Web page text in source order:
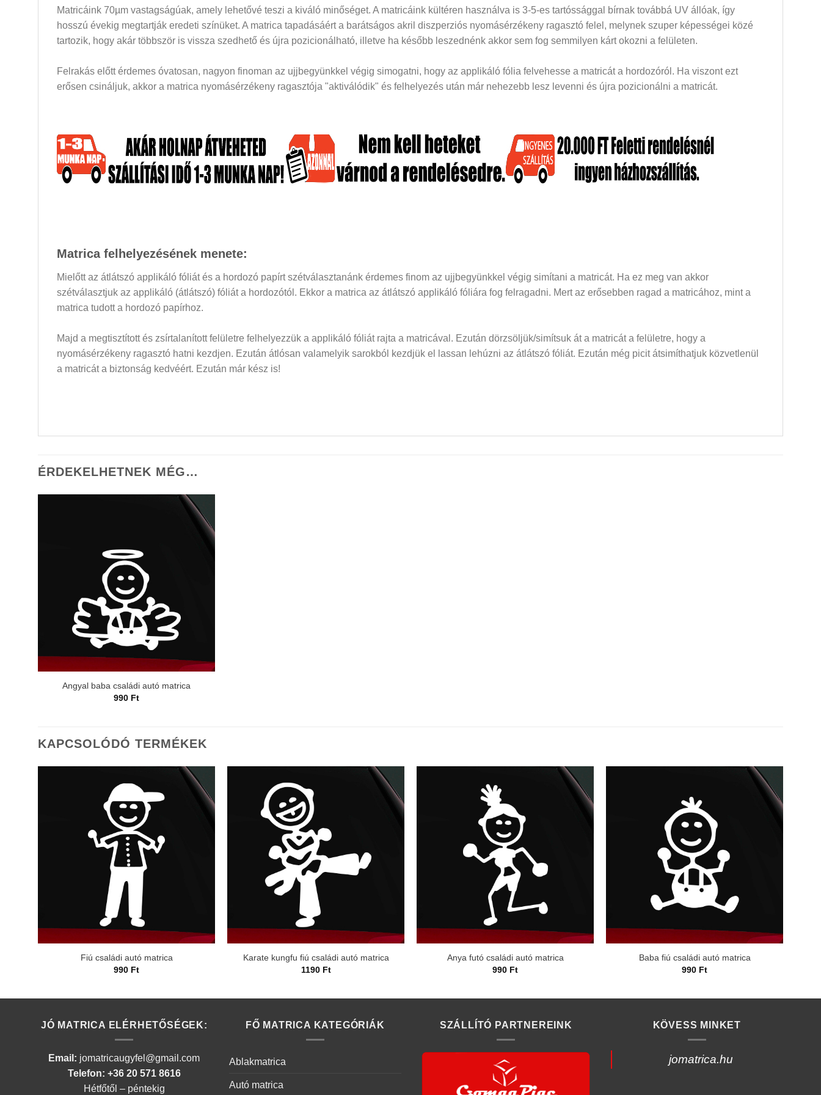
Matricáink 70µm vastagságúak, amely lehetővé teszi a kiváló minőséget. A matricáink kültéren használva is 3-5-es tartóssággal bírnak továbbá UV állóak, így
hosszú évekig megtartják eredeti színüket. A matrica tapadásáért a barátságos akril diszperziós nyomásérzékeny ragasztó felel, melynek szuper képességei közé
tartozik, hogy akár többször is vissza szedhető és újra pozicionálható, illetve ha később leszednénk akkor sem fog semmilyen kárt okozni a felületen.
Felrakás előtt érdemes óvatosan, nagyon finoman az ujjbegyünkkel végig simogatni, hogy az applikáló fólia felvehesse a matricát a hordozóról. Ha viszont ezt
erősen csináljuk, akkor a matrica nyomásérzékeny ragasztója "aktiválódik" és felhelyezés után már nehezebb lesz levenni és újra pozicionálni a matricát.
Matrica felhelyezésének menete:
Mielőtt az átlátszó applikáló fóliát és a hordozó papírt szétválasztanánk érdemes finom az ujjbegyünkkel végig simítani a matricát. Ha ez meg van akkor
szétválasztjuk az applikáló (átlátszó) fóliát a hordozótól. Ekkor a matrica az átlátszó applikáló fóliára fog felragadni. Mert az erősebben ragad a matricához, mint a
matrica tudott a hordozó papírhoz.
Majd a megtisztított és zsírtalanított felületre felhelyezzük a applikáló fóliát rajta a matricával. Ezután dörzsöljük/simítsuk át a matricát a felületre, hogy a
nyomásérzékeny ragasztó hatni kezdjen. Ezután átlósan valamelyik sarokból kezdjük el lassan lehúzni az átlátszó fóliát. Ezután még picit átsimíthatjuk közvetlenül
a matricát a biztonság kedvéért. Ezután már kész is!
ÉRDEKELHETNEK MÉG…
Angyal baba családi autó matrica
990 Ft
KAPCSOLÓDÓ TERMÉKEK
Fiú családi autó matrica
990 Ft
Karate kungfu fiú családi autó matrica
1190 Ft
Anya futó családi autó matrica
990 Ft
Baba fiú családi autó matrica
990 Ft
JÓ MATRICA ELÉRHETŐSÉGEK:
Email: jomatricaugyfel@gmail.com
Telefon: +36 20 571 8616
Hétfőtől – péntekig
FŐ MATRICA KATEGÓRIÁK
Ablakmatrica
Autó matrica
SZÁLLÍTÓ PARTNEREINK KÖVESS MINKET
jomatrica.hu